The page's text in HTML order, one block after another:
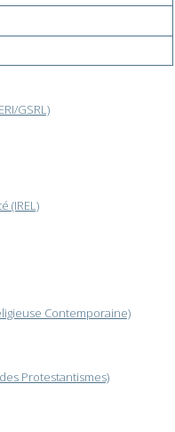
GSRL)
(IREL)
Contemporaine)
Protestantismes)